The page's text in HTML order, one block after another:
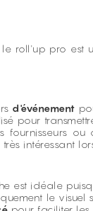
roll'up pro
d'événement
pour
intéressant
est idéale
le